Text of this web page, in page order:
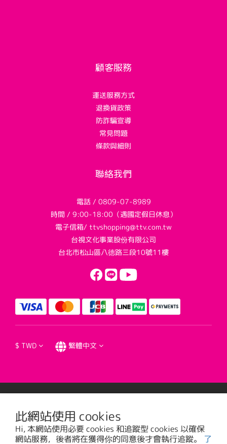
此網站使用 cookies
Hi, 本網站使用必要 cookies 和追蹤型 cookies 以確保
網站服務，後者將在獲得你的同意後才會執行追蹤。 了
顧客服務
運送服務方式
退換貨政策
防詐騙宣導
常見問題
條款與細則
聯絡我們
電話 / 0809-07-8989
時間 / 9:00-18:00（遇國定假日休息）
電子信箱/ ttvshopping@ttv.com.tw
台視文化事業股份有限公司
台北市松山區八德路三段10號11樓
$ TWD 繁體中文
台視文化事業股份有限公司版權所有 © 2016 TTV CULTURAL ENTERPRISE, LTD. All